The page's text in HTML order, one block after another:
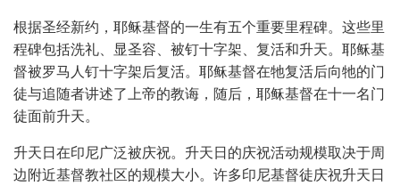
根据圣经新约，耶稣基督的一生有五个重要里程碑。这些里
程碑包括洗礼、显圣容、被钉十字架、复活和升天。耶稣基
督被罗马人钉十字架后复活。耶稣基督在牠复活后向牠的门
徒与追随者讲述了上帝的教诲，随后，耶稣基督在十一名门
徒面前升天。
升天日在印尼广泛被庆祝。升天日的庆祝活动规模取决于周
边附近基督教社区的规模大小。许多印尼基督徒庆祝升天日